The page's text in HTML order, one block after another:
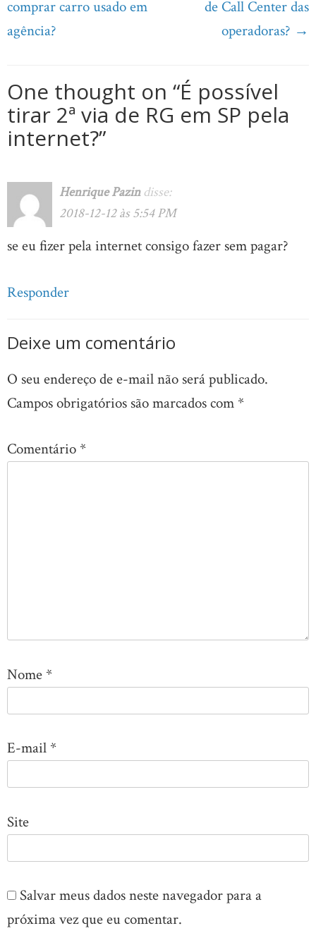
navigation
comprar carro usado em
agência?
de Call Center das
operadoras? →
One thought on “É possível
tirar 2ª via de RG em SP pela
internet?”
Henrique Pazin disse:
2018-12-12 às 5:54 PM
se eu fizer pela internet consigo fazer sem pagar?
Responder
Deixe um comentário
O seu endereço de e-mail não será publicado.
Campos obrigatórios são marcados com *
Comentário *
Nome *
E-mail *
Site
Salvar meus dados neste navegador para a
próxima vez que eu comentar.